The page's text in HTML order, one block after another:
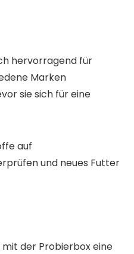
hervorragend für
Marken
sie sich für eine
auf
und neues Futter
mit der Probierbox eine